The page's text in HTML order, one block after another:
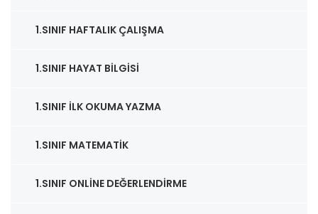
1.SINIF HAFTALIK ÇALIŞMA
1.SINIF HAYAT BILGISI
1.SINIF İLK OKUMA YAZMA
1.SINIF MATEMATIK
1.SINIF ONLINE DEĞERLENDIRME